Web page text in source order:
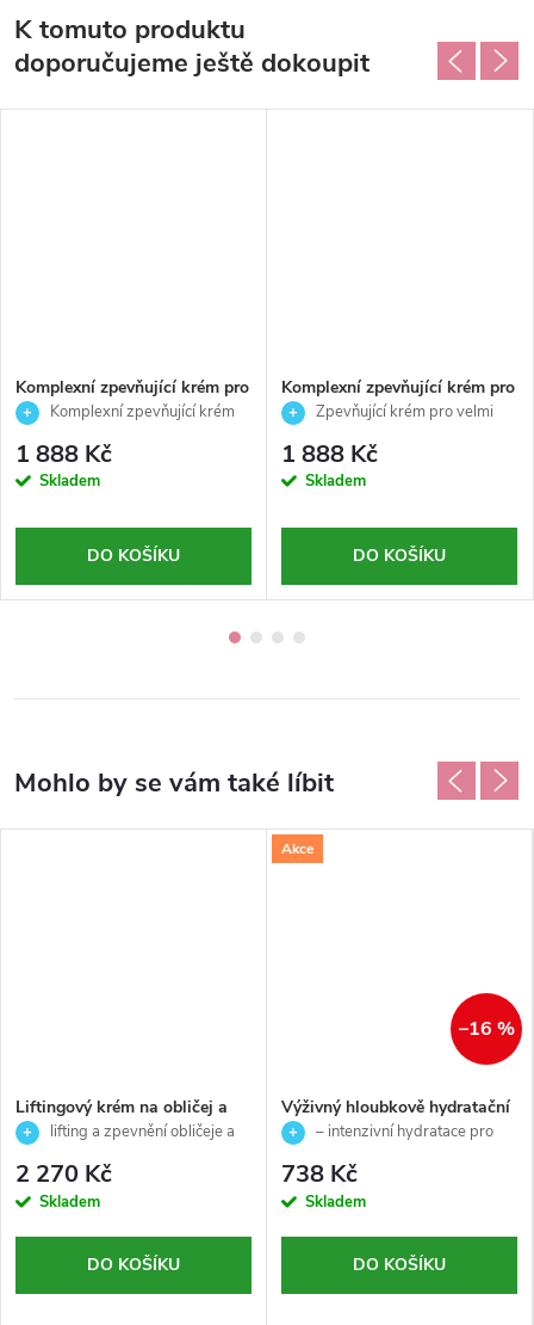
K tomuto produktu
doporučujeme ještě dokoupit
Komplexní zpevňující krém pro
pleť s prvními až výraznějšími
Timexpert lift - Germaine de
Capucinni- 50 ml
Komplexní zpevňující krém
1 888 Kč
Skladem
DO KOŠÍKU
Komplexní zpevňující krém pro
velmi suchou pleť - Timexpert
ml
Zpevňující krém pro velmi
1 888 Kč
Skladem
DO KOŠÍKU
Liftingový krém na obličej a
krk pro normální a smíšenou
50ml
lifting a zpevnění obličeje a
2 270 Kč
Skladem
DO KOŠÍKU
Akce
–16 %
Výživný hloubkově hydratační
pleťový krém pro suchou a
luronic - Ainhoa - 50 ml
– intenzivní hydratace pro
738 Kč
Skladem
DO KOŠÍKU